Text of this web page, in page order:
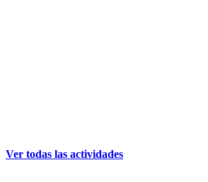
Ver todas las actividades